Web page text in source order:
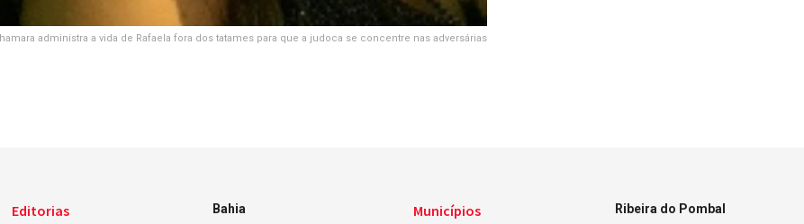
hamara administra a vida de Rafaela fora dos tatames para que a judoca se concentre nas adversárias
Editorias
Bahia
Municípios
Ribeira do Pombal